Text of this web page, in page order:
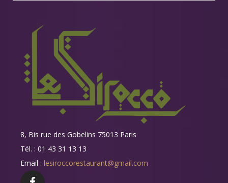
8, Bis rue des Gobelins 75013 Paris
Tél. : 01 43 31 13 13
Email : lesiroccorestaurant@gmail.com